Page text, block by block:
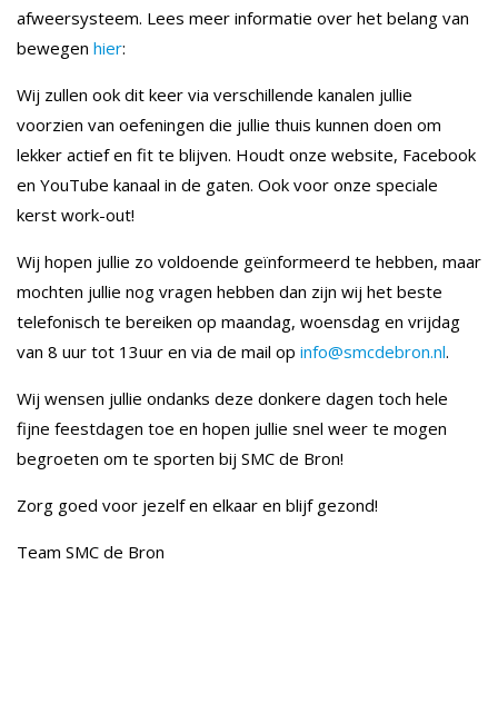
afweersysteem. Lees meer informatie over het belang van
bewegen hier:
Wij zullen ook dit keer via verschillende kanalen jullie
voorzien van oefeningen die jullie thuis kunnen doen om
lekker actief en fit te blijven. Houdt onze website, Facebook
en YouTube kanaal in de gaten. Ook voor onze speciale
kerst work-out!
Wij hopen jullie zo voldoende geïnformeerd te hebben, maar
mochten jullie nog vragen hebben dan zijn wij het beste
telefonisch te bereiken op maandag, woensdag en vrijdag
van 8 uur tot 13uur en via de mail op info@smcdebron.nl.
Wij wensen jullie ondanks deze donkere dagen toch hele
fijne feestdagen toe en hopen jullie snel weer te mogen
begroeten om te sporten bij SMC de Bron!
Zorg goed voor jezelf en elkaar en blijf gezond!
Team SMC de Bron